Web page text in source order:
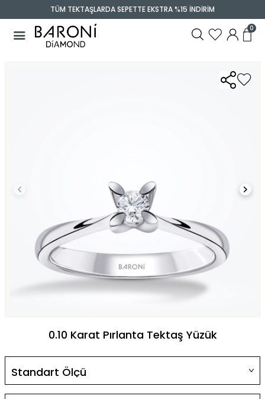
TÜM TEKTAŞLARDA SEPETTE EKSTRA %15 İNDİRİM
0
0.10 Karat Pırlanta Tektaş Yüzük